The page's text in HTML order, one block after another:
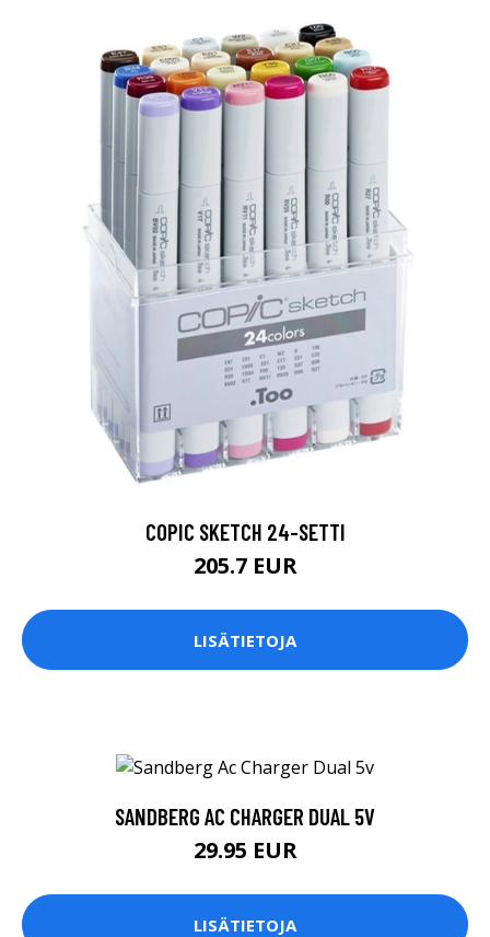
COPIC SKETCH 24-SETTI
205.7 EUR
LISÄTIETOJA
SANDBERG AC CHARGER DUAL 5V
29.95 EUR
LISÄTIETOJA